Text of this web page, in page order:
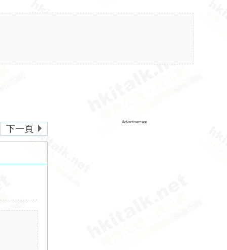
下一頁
Advertisement